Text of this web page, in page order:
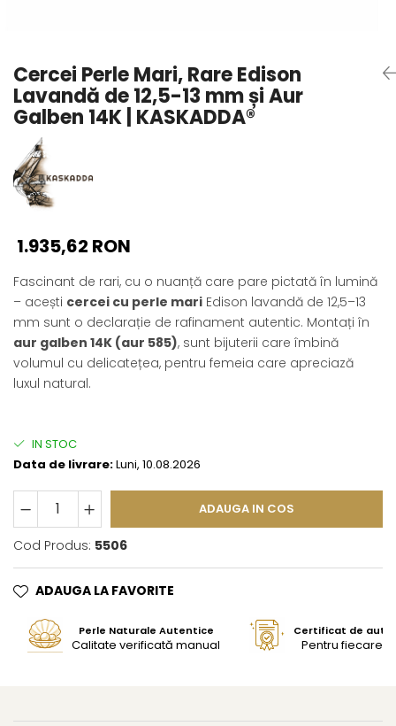
Pandantive cu Perle
Brose cu Perle
Cercei Perle Mari, Rare Edison
Lavandă de 12,5-13 mm și Aur
Galben 14K | KASKADDA®
1.935,62 RON
Fascinant de rari, cu o nuanță care pare pictată în lumină
– acești cercei cu perle mari Edison lavandă de 12,5–13
mm sunt o declarație de rafinament autentic. Montați în
aur galben 14K (aur 585), sunt bijuterii care îmbină
volumul cu delicatețea, pentru femeia care apreciază
luxul natural.
IN STOC
Data de livrare:Luni, 10.08.2026
ADAUGA IN COS
Cod Produs: 5506
ADAUGA LA FAVORITE
Perle Naturale Autentice
Calitate verificată manual
Certificat de
Pentru fiecare